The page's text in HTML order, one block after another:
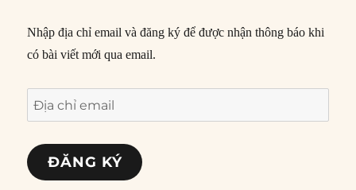
Nhập địa chỉ email và đăng ký để được nhận thông báo khi
có bài viết mới qua email.
Địa
chỉ
email
ĐĂNG KÝ